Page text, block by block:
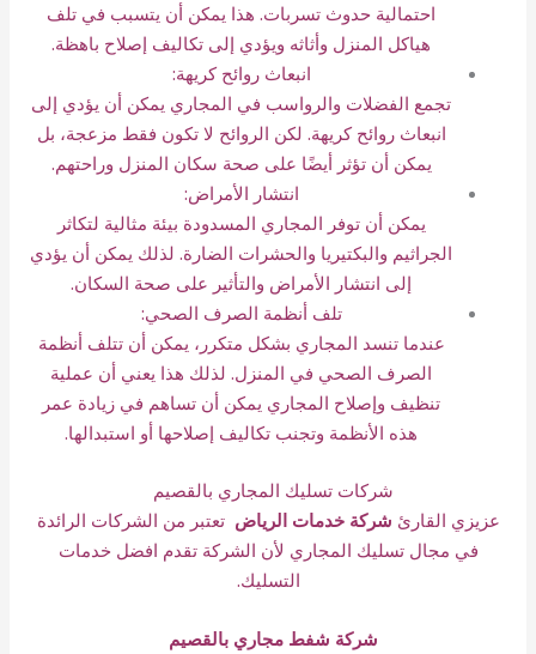
احتمالية حدوث تسربات. هذا يمكن أن يتسبب في تلف
هياكل المنزل وأثاثه ويؤدي إلى تكاليف إصلاح باهظة.
انبعاث روائح كريهة:
تجمع الفضلات والرواسب في المجاري يمكن أن يؤدي إلى
انبعاث روائح كريهة. لكن الروائح لا تكون فقط مزعجة، بل
يمكن أن تؤثر أيضًا على صحة سكان المنزل وراحتهم.
انتشار الأمراض:
يمكن أن توفر المجاري المسدودة بيئة مثالية لتكاثر
الجراثيم والبكتيريا والحشرات الضارة. لذلك يمكن أن يؤدي
إلى انتشار الأمراض والتأثير على صحة السكان.
تلف أنظمة الصرف الصحي:
عندما تنسد المجاري بشكل متكرر، يمكن أن تتلف أنظمة
الصرف الصحي في المنزل. لذلك هذا يعني أن عملية
تنظيف وإصلاح المجاري يمكن أن تساهم في زيادة عمر
هذه الأنظمة وتجنب تكاليف إصلاحها أو استبدالها.
شركات تسليك المجاري بالقصيم
عزيزي القارئ شركة خدمات الرياض تعتبر من الشركات الرائدة
في مجال تسليك المجاري لأن الشركة تقدم افضل خدمات
التسليك.
شركة شفط مجاري بالقصيم